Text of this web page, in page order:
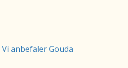
Vi anbefaler Gouda